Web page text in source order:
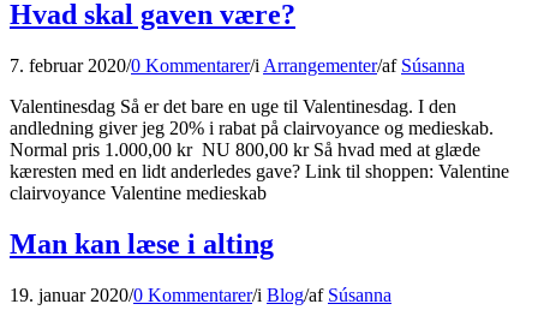
Hvad skal gaven være?
7. februar 2020/0 Kommentarer/i Arrangementer/af Súsanna
Valentinesdag Så er det bare en uge til Valentinesdag. I den
andledning giver jeg 20% i rabat på clairvoyance og medieskab.
Normal pris 1.000,00 kr NU 800,00 kr Så hvad med at glæde
kæresten med en lidt anderledes gave? Link til shoppen: Valentine
clairvoyance Valentine medieskab
Man kan læse i alting
19. januar 2020/0 Kommentarer/i Blog/af Súsanna